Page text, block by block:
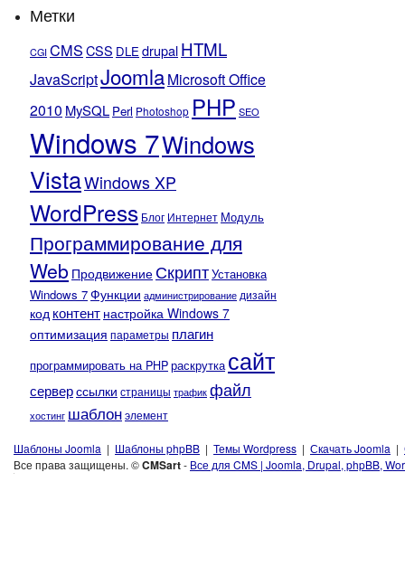
Метки
CGI CMSCSS DLE drupalHTML
JavaScriptJoomlaMicrosoft Office
2010 MySQL Perl Photoshop PHP SEO
Windows 7Windows
VistaWindows XP
WordPress Блог Интернет Модуль
Программирование для
Web Продвижение СкриптУстановка
Windows 7Функции администрирование дизайн
код контент настройка Windows 7
оптимизация параметры плагин
программировать на PHPраскрутка сайт
серверссылки страницы трафик файл
хостинг шаблонэлемент
Шаблоны Joomla | Шаблоны phpBB | Темы Wordpress | Скачать Joomla |
Все права защищены. ©CMSart- Все для CMS | Joomla, Drupal, phpBB,